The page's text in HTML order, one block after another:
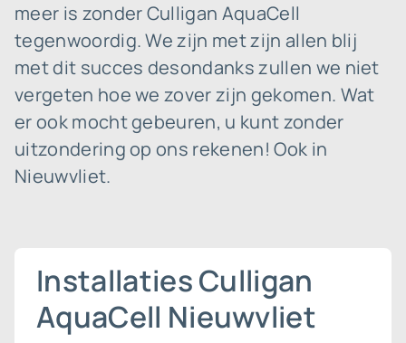
meer is zonder Culligan AquaCell
tegenwoordig. We zijn met zijn allen blij
met dit succes desondanks zullen we niet
vergeten hoe we zover zijn gekomen. Wat
er ook mocht gebeuren, u kunt zonder
uitzondering op ons rekenen! Ook in
Nieuwvliet.
Installaties Culligan
AquaCell Nieuwvliet